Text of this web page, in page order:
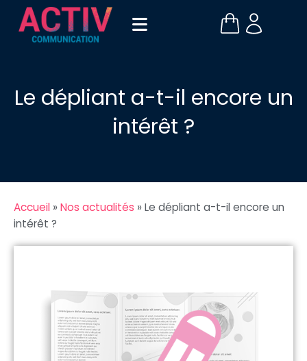
Le dépliant a-t-il encore un
intérêt ?
Accueil » Nos actualités » Le dépliant a-t-il encore un
intérêt ?